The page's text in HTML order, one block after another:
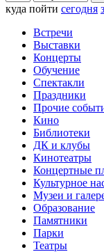
куда пойти сегодня
Встречи
Выставки
Концерты
Обучение
Спектакли
Праздники
Прочие
Кино
Библиотеки
ДК и клубы
Кинотеатры
Концертные
Культурное
Музеи и
Образование
Памятники
Парки
Театры